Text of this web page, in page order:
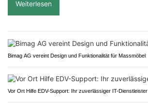
Weiterlesen
Bimag AG vereint Design und Funktionalität für Massmöbel
Vor Ort Hilfe EDV-Support: Ihr zuverlässiger IT-Dienstleister